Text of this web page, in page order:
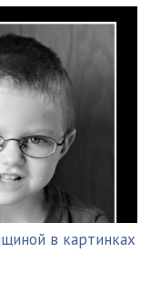
в картинках